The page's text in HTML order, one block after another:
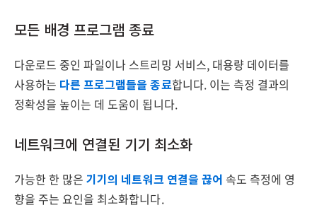
모든 배경 프로그램 종료
다운로드 중인 파일이나 스트리밍 서비스, 대용량 데이터를
사용하는 다른 프로그램들을 종료합니다. 이는 측정 결과의
정확성을 높이는 데 도움이 됩니다.
네트워크에 연결된 기기 최소화
가능한 한 많은기기의 네트워크 연결을 끊어 속도 측정에 영
향을 주는 요인을 최소화합니다.